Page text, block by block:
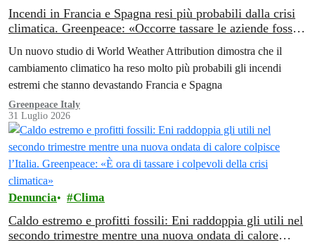
Incendi in Francia e Spagna resi più probabili dalla crisi
climatica. Greenpeace: «Occorre tassare le aziende fossili
Un nuovo studio di World Weather Attribution dimostra che il
cambiamento climatico ha reso molto più probabili gli incendi
estremi che stanno devastando Francia e Spagna
Greenpeace Italy
31 Luglio 2026
Denuncia Clima
Caldo estremo e profitti fossili: Eni raddoppia gli utili nel
secondo trimestre mentre una nuova ondata di calore